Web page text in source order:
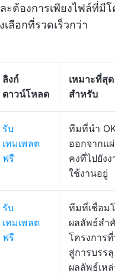
ะต้องการเพียงไฟล์ที่มี
ลือกที่รวดเร็วกว่า
ลิงก์
ดาวน์โหลด
เหมาะที่สุด
สำหรับ
รับ
เทมเพลต
ฟรี
ทีมที่นำ
ออกจากแ
คงที่ไปยัง
ใช้งานอยู่
รับ
เทมเพลต
ฟรี
ทีมที่เชื่อม
ผลลัพธ์สำ
โครงการ
สู่การบรรลุ
ผลลัพธ์เห